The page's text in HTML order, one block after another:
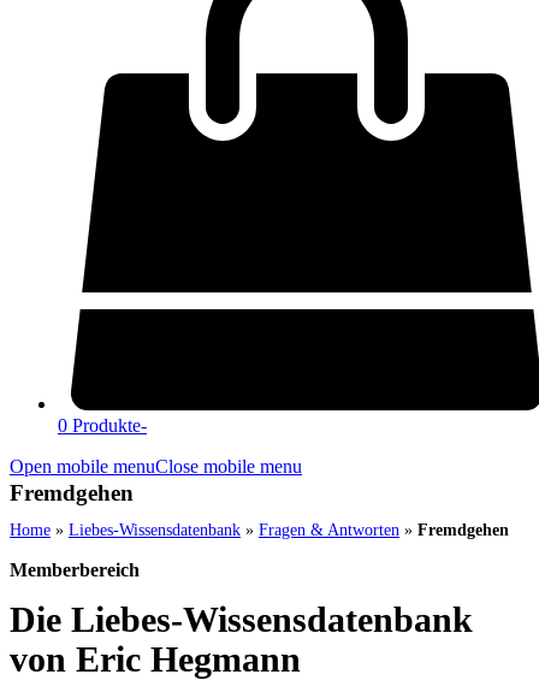
0 Produkte-
Open mobile menuClose mobile menu
Fremdgehen
Home » Liebes-Wissensdatenbank » Fragen & Antworten » Fremdgehen
Memberbereich
Die Liebes-Wissensdatenbank
von Eric Hegmann